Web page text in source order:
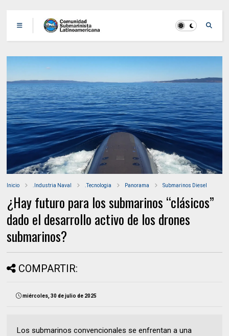
Inicio .Industria Naval .Tecnologia Panorama Submarinos Diesel
¿Hay futuro para los submarinos “clásicos”
dado el desarrollo activo de los drones
submarinos?
COMPARTIR:
miércoles, 30 de julio de 2025
Los submarinos convencionales se enfrentan a una